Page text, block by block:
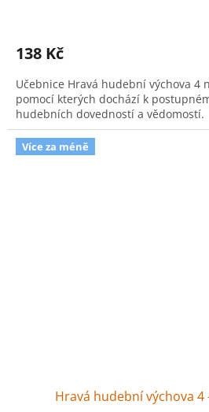
138 Kč
Učebnice Hravá hudební výchova 4
pomocí kterých dochází k
hudebních dovedností a vědomostí.
Více za méně
Hravá hudební výchova